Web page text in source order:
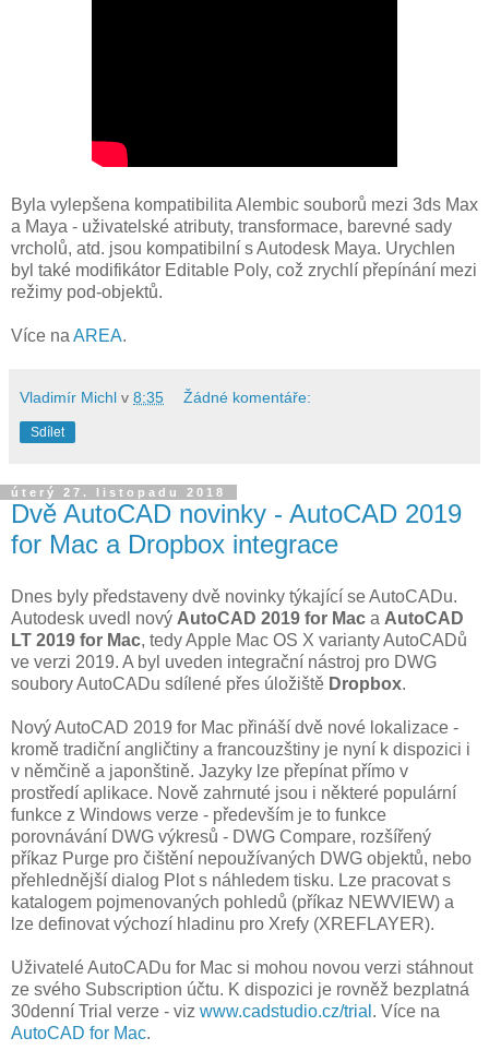
Byla vylepšena kompatibilita Alembic souborů mezi 3ds Max
a Maya - uživatelské atributy, transformace, barevné sady
vrcholů, atd. jsou kompatibilní s Autodesk Maya. Urychlen
byl také modifikátor Editable Poly, což zrychlí přepínání mezi
režimy pod-objektů.
Více na AREA.
Vladimír Michl v 8:35 Žádné komentáře:
Sdílet
úterý 27. listopadu 2018
Dvě AutoCAD novinky - AutoCAD 2019
for Mac a Dropbox integrace
Dnes byly představeny dvě novinky týkající se AutoCADu.
Autodesk uvedl nový AutoCAD 2019 for Mac a AutoCAD
LT 2019 for Mac, tedy Apple Mac OS X varianty AutoCADů
ve verzi 2019. A byl uveden integrační nástroj pro DWG
soubory AutoCADu sdílené přes úložiště Dropbox.
Nový AutoCAD 2019 for Mac přináší dvě nové lokalizace -
kromě tradiční angličtiny a francouzštiny je nyní k dispozici i
v němčině a japonštině. Jazyky lze přepínat přímo v
prostředí aplikace. Nově zahrnuté jsou i některé populární
funkce z Windows verze - především je to funkce
porovnávání DWG výkresů - DWG Compare, rozšířený
příkaz Purge pro čištění nepoužívaných DWG objektů, nebo
přehlednější dialog Plot s náhledem tisku. Lze pracovat s
katalogem pojmenovaných pohledů (příkaz NEWVIEW) a
lze definovat výchozí hladinu pro Xrefy (XREFLAYER).
Uživatelé AutoCADu for Mac si mohou novou verzi stáhnout
ze svého Subscription účtu. K dispozici je rovněž bezplatná
30denní Trial verze - viz www.cadstudio.cz/trial . Více na
AutoCAD for Mac.